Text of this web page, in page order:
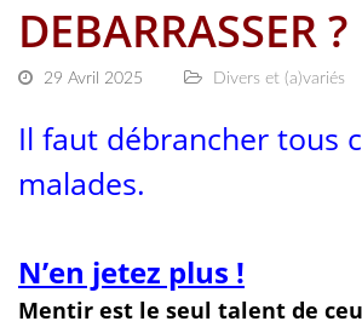
DEBARRASSER ?
29 Avril 2025 Divers et (a)variés
Il faut débrancher tous
malades.
N’en jetez plus !
Mentir est le seul talent de